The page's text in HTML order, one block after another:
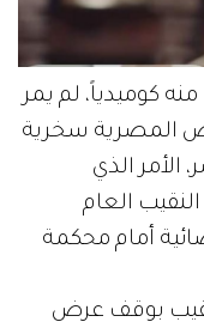
كوميدياً، لم يمر
المصرية سخرية
الذي
العام
أمام محكمة
بوقف عرض